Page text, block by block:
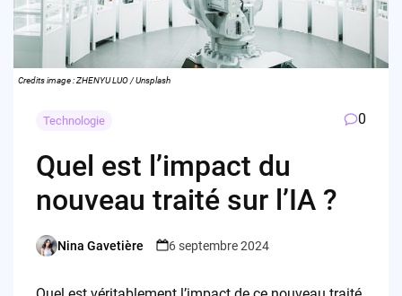
Credits image : ZHENYU LUO / Unsplash
Technologie 0
Quel est l’impact du
nouveau traité sur l’IA ?
Posted
Nina Gavetière 6 septembre 2024